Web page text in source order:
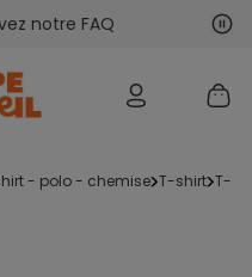
notre FAQ
- polo - chemise t-shirt t-